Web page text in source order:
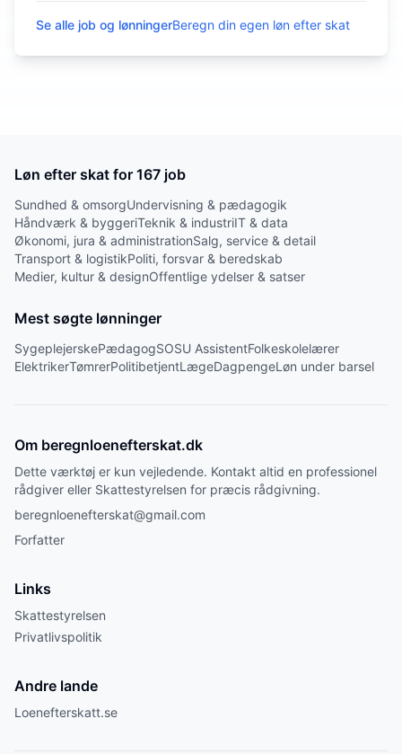
Se alle job og lønningerBeregn din egen løn efter skat
Løn efter skat for 167 job
Sundhed & omsorgUndervisning & pædagogik
Håndværk & byggeriTeknik & industriIT & data
Økonomi, jura & administrationSalg, service & detail
Transport & logistikPoliti, forsvar & beredskab
Medier, kultur & designOffentlige ydelser & satser
Mest søgte lønninger
SygeplejerskePædagogSOSU AssistentFolkeskolelærer
ElektrikerTømrerPolitibetjentLægeDagpengeLøn under barsel
Om beregnloenefterskat.dk
Dette værktøj er kun vejledende. Kontakt altid en professionel
rådgiver eller Skattestyrelsen for præcis rådgivning.
beregnloenefterskat@gmail.com
Forfatter
Links
Skattestyrelsen
Privatlivspolitik
Andre lande
Loenefterskatt.se